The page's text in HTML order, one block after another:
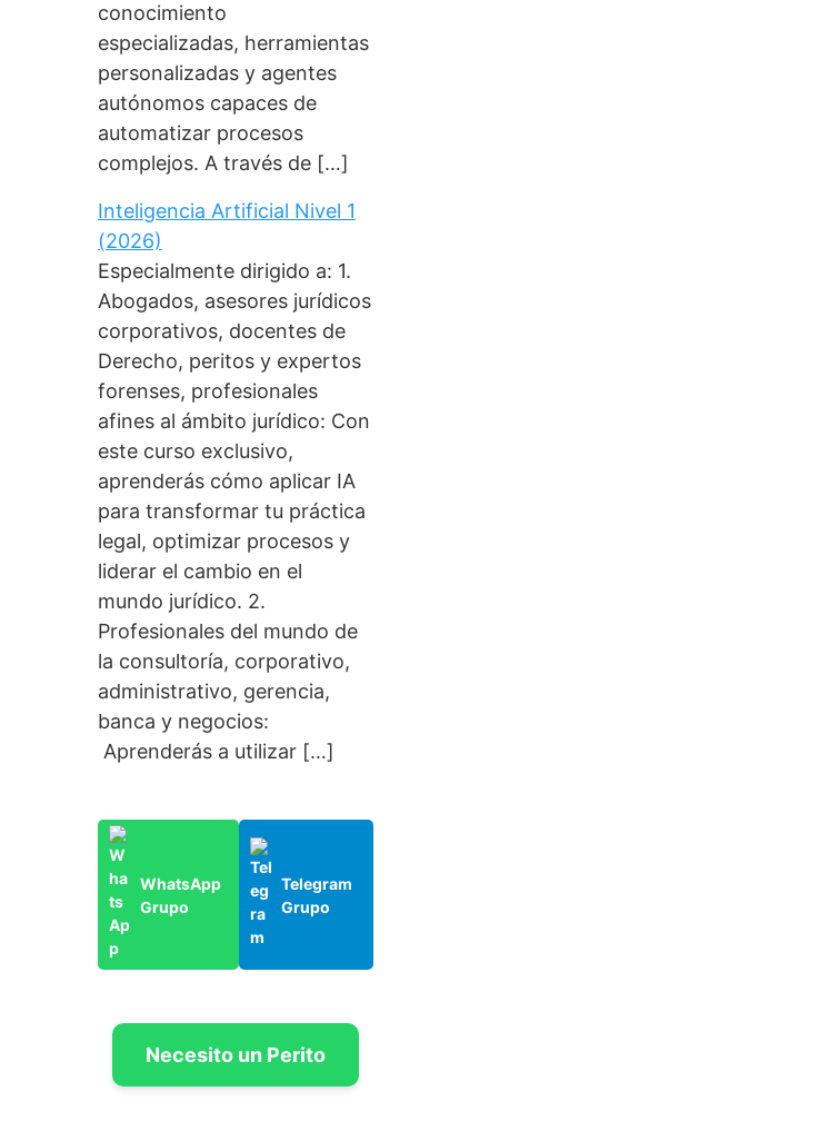
conocimiento
especializadas, herramientas
personalizadas y agentes
autónomos capaces de
automatizar procesos
complejos. A través de […]
Inteligencia Artificial Nivel 1
(2026)
Especialmente dirigido a: 1.
Abogados, asesores jurídicos
corporativos, docentes de
Derecho, peritos y expertos
forenses, profesionales
afines al ámbito jurídico: Con
este curso exclusivo,
aprenderás cómo aplicar IA
para transformar tu práctica
legal, optimizar procesos y
liderar el cambio en el
mundo jurídico. 2.
Profesionales del mundo de
la consultoría, corporativo,
administrativo, gerencia,
banca y negocios:
Aprenderás a utilizar […]
WhatsApp
Grupo
Telegram
Grupo
Necesito un Perito